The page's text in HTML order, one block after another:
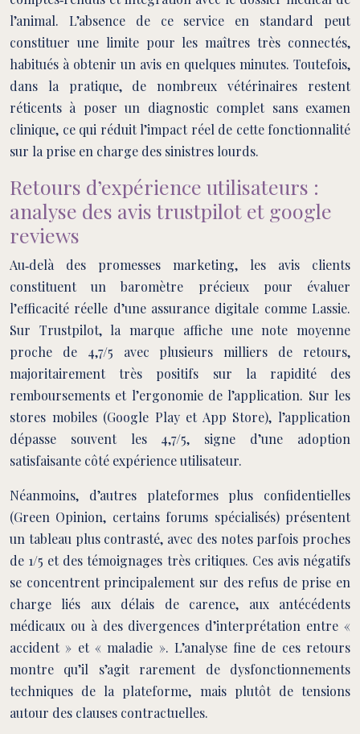
l’animal. L’absence de ce service en standard peut
constituer une limite pour les maîtres très connectés,
habitués à obtenir un avis en quelques minutes. Toutefois,
dans la pratique, de nombreux vétérinaires restent
réticents à poser un diagnostic complet sans examen
clinique, ce qui réduit l’impact réel de cette fonctionnalité
sur la prise en charge des sinistres lourds.
Retours d’expérience utilisateurs :
analyse des avis trustpilot et google
reviews
Au‑delà des promesses marketing, les avis clients
constituent un baromètre précieux pour évaluer
l’efficacité réelle d’une assurance digitale comme Lassie.
Sur Trustpilot, la marque affiche une note moyenne
proche de 4,7/5 avec plusieurs milliers de retours,
majoritairement très positifs sur la rapidité des
remboursements et l’ergonomie de l’application. Sur les
stores mobiles (Google Play et App Store), l’application
dépasse souvent les 4,7/5, signe d’une adoption
satisfaisante côté expérience utilisateur.
Néanmoins, d’autres plateformes plus confidentielles
(Green Opinion, certains forums spécialisés) présentent
un tableau plus contrasté, avec des notes parfois proches
de 1/5 et des témoignages très critiques. Ces avis négatifs
se concentrent principalement sur des refus de prise en
charge liés aux délais de carence, aux antécédents
médicaux ou à des divergences d’interprétation entre «
accident » et « maladie ». L’analyse fine de ces retours
montre qu’il s’agit rarement de dysfonctionnements
techniques de la plateforme, mais plutôt de tensions
autour des clauses contractuelles.